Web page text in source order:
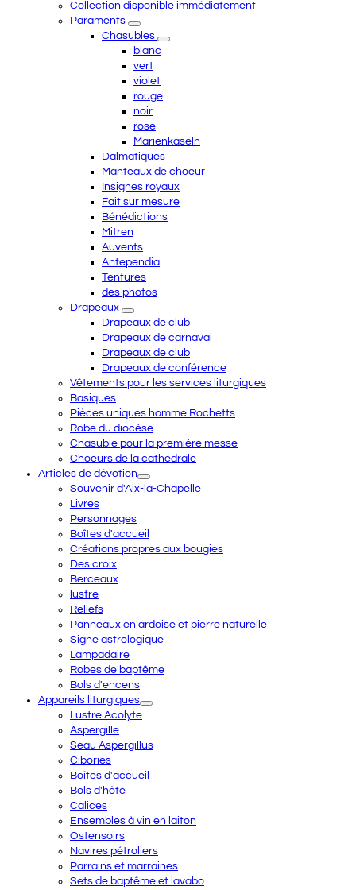
Collection disponible immédiatement
Paraments
Chasubles
blanc
vert
violet
rouge
noir
rose
Marienkaseln
Dalmatiques
Manteaux de choeur
Insignes royaux
Fait sur mesure
Bénédictions
Mitren
Auvents
Antependia
Tentures
des photos
Drapeaux
Drapeaux de club
Drapeaux de carnaval
Drapeaux de club
Drapeaux de conférence
Vêtements pour les services liturgiques
Basiques
Pièces uniques homme Rochetts
Robe du diocèse
Chasuble pour la première messe
Choeurs de la cathédrale
Articles de dévotion
Souvenir d'Aix-la-Chapelle
Livres
Personnages
Boîtes d'accueil
Créations propres aux bougies
Des croix
Berceaux
lustre
Reliefs
Panneaux en ardoise et pierre naturelle
Signe astrologique
Lampadaire
Robes de baptême
Bols d'encens
Appareils liturgiques
Lustre Acolyte
Aspergille
Seau Aspergillus
Cibories
Boîtes d'accueil
Bols d'hôte
Calices
Ensembles à vin en laiton
Ostensoirs
Navires pétroliers
Parrains et marraines
Sets de baptême et lavabo